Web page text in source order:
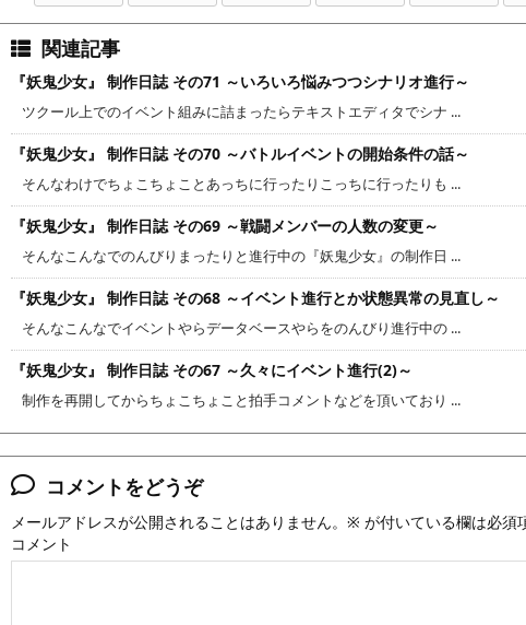
関連記事
『妖鬼少女』 制作日誌 その71 ～いろいろ悩みつつシナリオ進行～
ツクール上でのイベント組みに詰まったらテキストエディタでシナ ...
『妖鬼少女』 制作日誌 その70 ～バトルイベントの開始条件の話～
そんなわけでちょこちょことあっちに行ったりこっちに行ったりも ...
『妖鬼少女』 制作日誌 その69 ～戦闘メンバーの人数の変更～
そんなこんなでのんびりまったりと進行中の『妖鬼少女』の制作日 ...
『妖鬼少女』 制作日誌 その68 ～イベント進行とか状態異常の見直し～
そんなこんなでイベントやらデータベースやらをのんびり進行中の ...
『妖鬼少女』 制作日誌 その67 ～久々にイベント進行(2)～
制作を再開してからちょこちょこと拍手コメントなどを頂いており ...
コメントをどうぞ
メールアドレスが公開されることはありません。 ※ が付いている欄は必須
コメント